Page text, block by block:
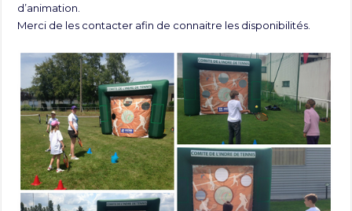
d’animation.
Merci de les contacter afin de connaitre les disponibilités.